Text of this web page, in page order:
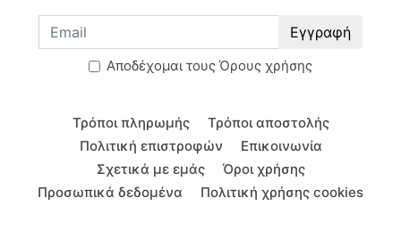
Εγγραφή
Aποδέχομαι τους Όρους χρήσης
Τρόποι πληρωμής
Τρόποι αποστολής
Πολιτική επιστροφών
Επικοινωνία
Σχετικά με εμάς
Όροι χρήσης
Προσωπικά δεδομένα
Πολιτική χρήσης cookies